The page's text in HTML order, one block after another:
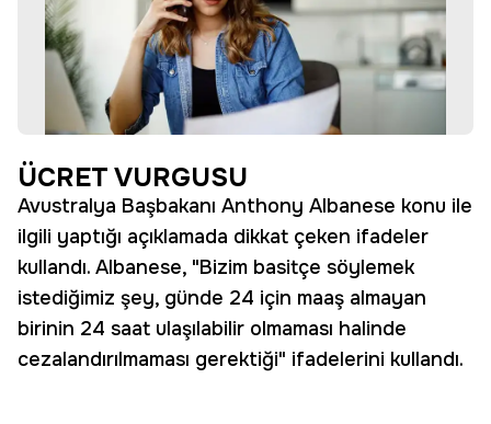
ÜCRET VURGUSU
Avustralya Başbakanı Anthony Albanese konu ile
ilgili yaptığı açıklamada dikkat çeken ifadeler
kullandı. Albanese, "Bizim basitçe söylemek
istediğimiz şey, günde 24 için maaş almayan
birinin 24 saat ulaşılabilir olmaması halinde
cezalandırılmaması gerektiği" ifadelerini kullandı.